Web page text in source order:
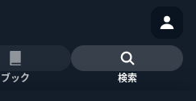
ブック 検索